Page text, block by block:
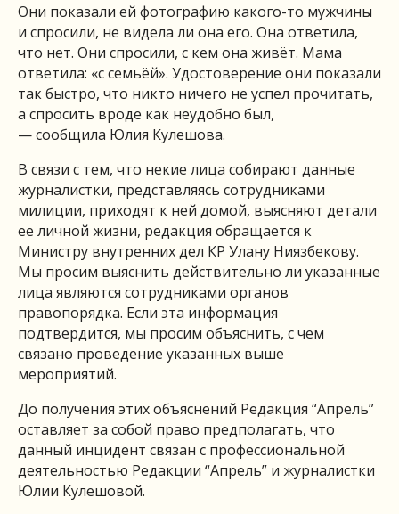
Они показали ей фотографию какого-то мужчины
и спросили, не видела ли она его. Она ответила,
что нет. Они спросили, с кем она живёт. Мама
ответила: «с семьёй». Удостоверение они показали
так быстро, что никто ничего не успел прочитать,
а спросить вроде как неудобно был,
— сообщила Юлия Кулешова.
В связи с тем, что некие лица собирают данные
журналистки, представляясь сотрудниками
милиции, приходят к ней домой, выясняют детали
ее личной жизни, редакция обращается к
Министру внутренних дел КР Улану Ниязбекову.
Мы просим выяснить действительно ли указанные
лица являются сотрудниками органов
правопорядка. Если эта информация
подтвердится, мы просим объяснить, с чем
связано проведение указанных выше
мероприятий.
До получения этих объяснений Редакция “Апрель”
оставляет за собой право предполагать, что
данный инцидент связан с профессиональной
деятельностью Редакции “Апрель” и журналистки
Юлии Кулешовой.